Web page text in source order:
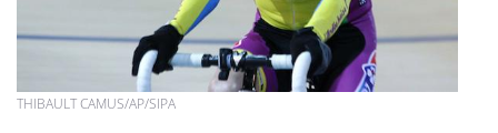
THIBAULT CAMUS/AP/SIPA